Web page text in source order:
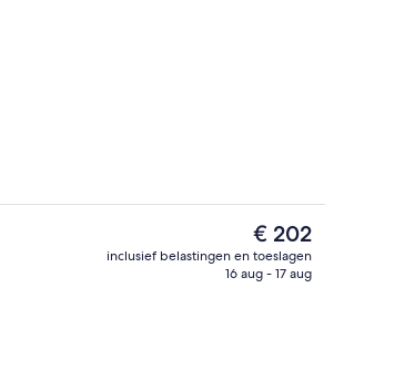
One Bedroom Superior Suite with
De
huidige
prijs
€ 202
inclusief belastingen en toeslagen
16 aug - 17 aug